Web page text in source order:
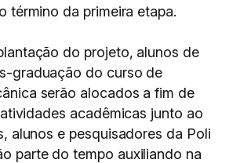
término da primeira etapa.
do projeto, alunos de
graduação do curso de
serão alocados a fim de
acadêmicas junto ao
alunos e pesquisadores da Poli
parte do tempo auxiliando na